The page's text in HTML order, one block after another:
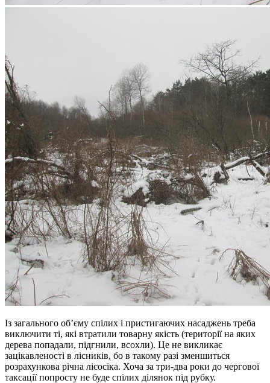
Із загального об’єму спілих і пристигаючих насаджень треба
виключити ті, які втратили товарну якість (території на яких
дерева попадали, підгнили, всохли). Це не викликає
зацікавленості в лісників, бо в такому разі зменшиться
розрахункова річна лісосіка. Хоча за три-два роки до чергової
таксації попросту не буде спілих ділянок під рубку.